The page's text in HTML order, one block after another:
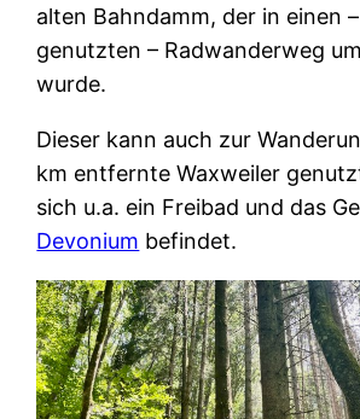
alten Bahndamm, der in einen
genutzten – Radwanderweg
wurde.
Dieser kann auch zur
km entfernte Waxweiler
sich u.a. ein Freibad und das
Devonium befindet.